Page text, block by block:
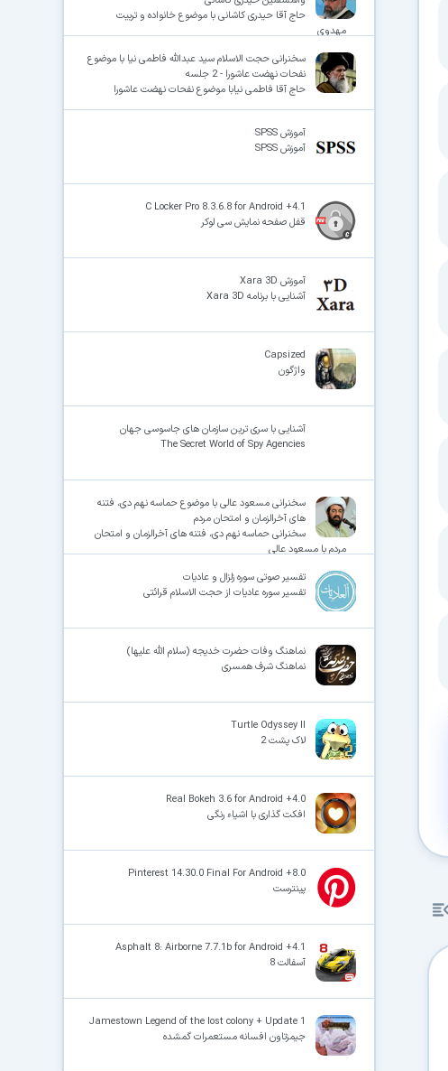
حاج آقا حیدری کاشانی با موضوع خانواده و تربیت
مهدوی
سخنرانی حجت الاسلام سید عبدالله فاطمی نیا با موضوع
نفحات نهضت عاشورا - 2 جلسه
حاج آقا فاطمی نیابا موضوع نفحات نهضت عاشورا
آموزش SPSS
آموزش SPSS
C Locker Pro 8.3.6.8 for Android +4.1
قفل صفحه نمایش سی لوکر
آموزش Xara 3D
آشنایی با برنامه Xara 3D
Capsized
واژگون
آشنایی با سری ترین سازمان های جاسوسی جهان
The Secret World of Spy Agencies
سخنرانی مسعود عالی با موضوع حماسه نهم دی، فتنه
های آخرالزمان و امتحان مردم
سخنرانی حماسه نهم دی، فتنه های آخرالزمان و امتحان
مردم با مسعود عالی
تفسیر صوتی سوره زلزال و عادیات
تفسیر سوره عادیات از حجت الاسلام قرائتی
نماهنگ وفات حضرت خدیجه (سلام الله علیها)
نماهنگ شرف همسری
Turtle Odyssey II
لاک پشت 2
Real Bokeh 3.6 for Android +4.0
افکت گذاری با اشیاء رنگی
Pinterest 14.30.0 Final For Android +8.0
پینترست
Asphalt 8: Airborne 7.7.1b for Android +4.1
آسفالت 8
Jamestown Legend of the lost colony + Update 1
جیمزتاون افسانه مستعمرات گمشده